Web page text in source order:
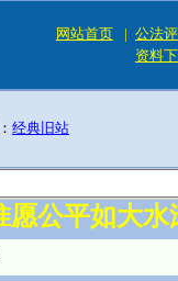
网站首页 | 公法
资料
经典旧站
愿公平如大